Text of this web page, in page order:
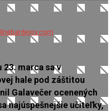
23. marca sa v
hale pod záštitou
Galavečer ocenených
najúspešnejšie učiteľky,